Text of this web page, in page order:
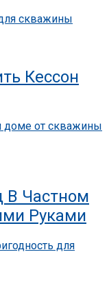
Кессон
В Частном
Руками